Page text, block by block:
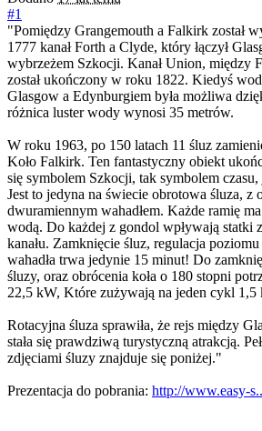
#1
"Pomiędzy Grangemouth a Falkirk został
1777 kanał Forth a Clyde, który łączył
wybrzeżem Szkocji. Kanał Union, między
został ukończony w roku 1822. Kiedyś
Glasgow a Edynburgiem była możliwa
różnica luster wody wynosi 35 metrów.
W roku 1963, po 150 latach 11 śluz
Koło Falkirk. Ten fantastyczny obiekt
się symbolem Szkocji, tak symbolem
Jest to jedyna na świecie obrotowa śluza, z
dwuramiennym wahadłem. Każde ramię
wodą. Do każdej z gondol wpływają statki
kanału. Zamknięcie śluz, regulacja
wahadła trwa jedynie 15 minut! Do
śluzy, oraz obrócenia koła o 180 stopni
22,5 kW, Które zużywają na jeden cykl 1,5
Rotacyjna śluza sprawiła, że rejs między
stała się prawdziwą turystyczną atrakcją.
zdjęciami śluzy znajduje się poniżej."
Prezentacja do pobrania: http://www.easy-